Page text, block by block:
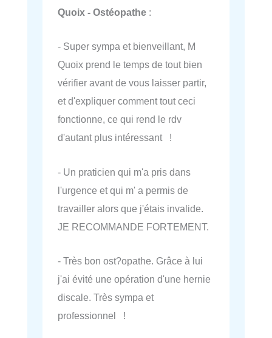
Quoix - Ostéopathe :
- Super sympa et bienveillant, M
Quoix prend le temps de tout bien
vérifier avant de vous laisser partir,
et d'expliquer comment tout ceci
fonctionne, ce qui rend le rdv
d'autant plus intéressant !
- Un praticien qui m'a pris dans
l'urgence et qui m' a permis de
travailler alors que j'étais invalide.
JE RECOMMANDE FORTEMENT.
- Très bon ost?opathe. Grâce à lui
j'ai évité une opération d'une hernie
discale. Très sympa et
professionnel !